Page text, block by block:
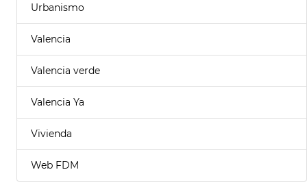
Urbanismo
Valencia
Valencia verde
Valencia Ya
Vivienda
Web FDM